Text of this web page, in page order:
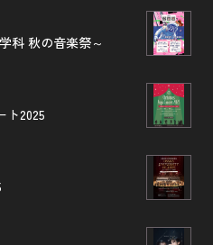
科 秋の音楽祭～
ト2025